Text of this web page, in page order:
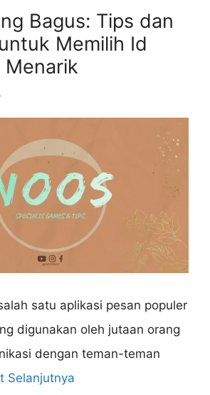
Bagus: Tips dan
Memilih Id
Menarik
satu aplikasi pesan populer
digunakan oleh jutaan orang
dengan teman-teman
Selanjutnya